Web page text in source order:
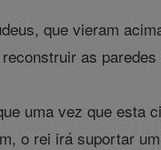
que vieram
as
uma vez que
o rei irá suportar